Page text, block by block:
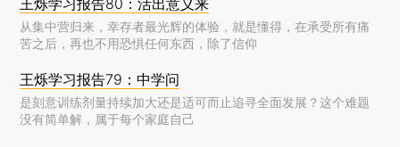
王烁学习报告80：活出意义来
从集中营归来，幸存者最光辉的体验，就是懂得，在承受所有痛
苦之后，再也不用恐惧任何东西，除了信仰
王烁学习报告79：中学问
是刻意训练剂量持续加大还是适可而止追寻全面发展？这个难题
没有简单解，属于每个家庭自己